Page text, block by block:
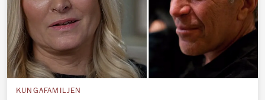
KUNGAFAMILJEN